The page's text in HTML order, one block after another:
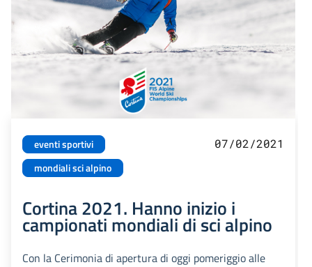
eventi sportivi
mondiali sci alpino
07/02/2021
Cortina 2021. Hanno inizio i
campionati mondiali di sci alpino
Con la Cerimonia di apertura di oggi pomeriggio alle